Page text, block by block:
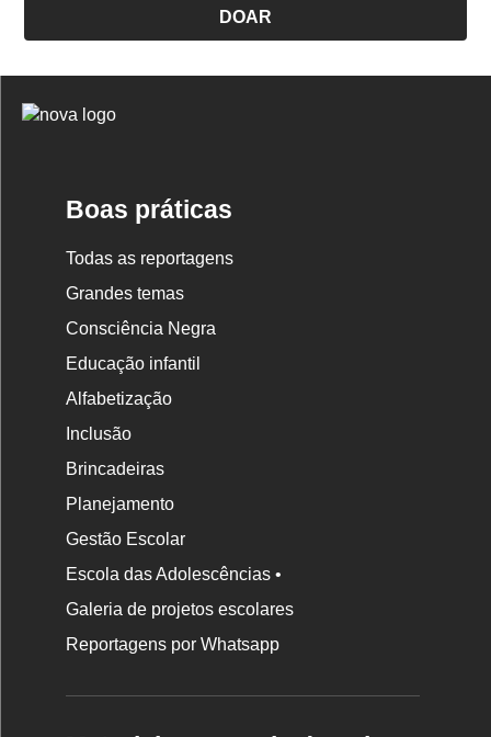
DOAR
Logo
Boas práticas
Todas as reportagens
Grandes temas
Consciência Negra
Educação infantil
Alfabetização
Inclusão
Brincadeiras
Planejamento
Gestão Escolar
Escola das Adolescências •
Galeria de projetos escolares
Reportagens por Whatsapp